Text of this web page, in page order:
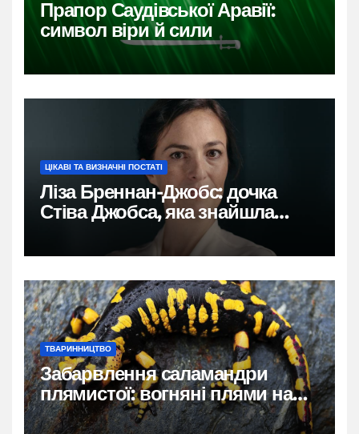
Прапор Саудівської Аравії:
символ віри й сили
ЦІКАВІ ТА ВИЗНАЧНІ ПОСТАТІ
Ліза Бреннан-Джобс: дочка
Стіва Джобса, яка знайшла
власний голос
ТВАРИННИЦТВО
Забарвлення саламандри
плямистої: вогняні плями на
чорному тлі